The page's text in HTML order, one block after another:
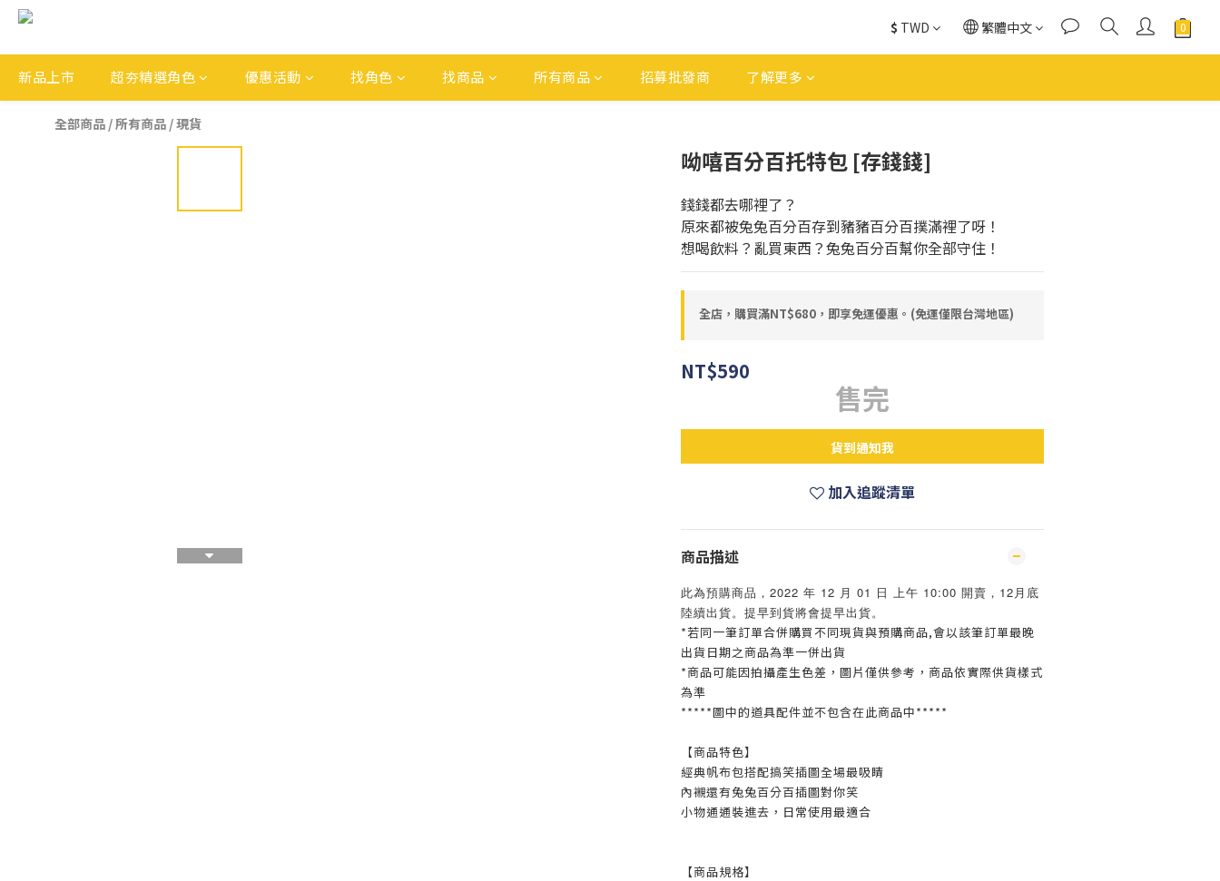
$ TWD 繁體中文
新品上市 超夯精選角色 優惠活動 找角色 找商品 所有商品 招募批發商 了解更多
全部商品 /所有商品 /現貨
呦嘻百分百托特包 [存錢錢]
錢錢都去哪裡了？
原來都被兔兔百分百存到豬豬百分百撲滿裡了呀！
想喝飲料？亂買東西？兔兔百分百幫你全部守住！
全店，購買滿NT$680，即享免運優惠。(免運僅限台灣地區)
NT$590
售完
貨到通知我
加入追蹤清單
商品描述
此為預購商品，2022 年 12 月 01 日 上午 10:00 開賣，12月底
陸續出貨。提早到貨將會提早出貨。
*若同一筆訂單合併購買不同現貨與預購商品,會以該筆訂單最晚
出貨日期之商品為準一併出貨
*商品可能因拍攝產生色差，圖片僅供參考，商品依實際供貨樣式
為準
*****圖中的道具配件並不包含在此商品中*****
【商品特色】
經典帆布包搭配搞笑插圖全場最吸睛
內襯還有兔兔百分百插圖對你笑
小物通通裝進去，日常使用最適合
【商品規格】